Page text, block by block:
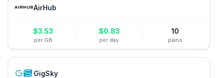
AirHub
$3.53
per GB
$0.83
per day
10
plans
GigSky